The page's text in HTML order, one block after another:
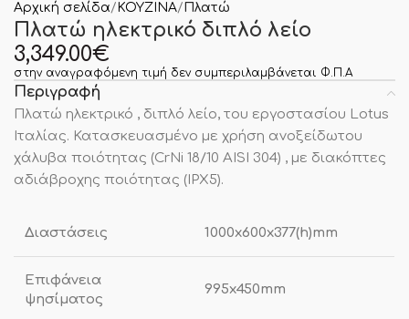
Αρχική σελίδα ΚΟΥΖΙΝΑ Πλατώ
Πλατώ ηλεκτρικό διπλό λείο
3,349.00€
στην αναγραφόμενη τιμή δεν συμπεριλαμβάνεται Φ.Π.Α
Περιγραφή
Πλατώ ηλεκτρικό , διπλό λείο, του εργοστασίου Lotus
Ιταλίας. Κατασκευασμένο με χρήση ανοξείδωτου
χάλυβα ποιότητας (CrNi 18/10 AISI 304) , με διακόπτες
αδιάβροχης ποιότητας (IPX5).
Διαστάσεις 1000x600x377(h)mm
Επιφάνεια
ψησίματος
995x450mm